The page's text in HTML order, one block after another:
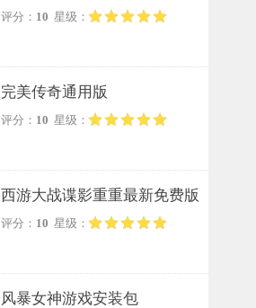
评分： 10 星级：
完美传奇通用版
评分： 10 星级：
西游大战谍影重重最新免费版
评分： 10 星级：
风暴女神游戏安装包